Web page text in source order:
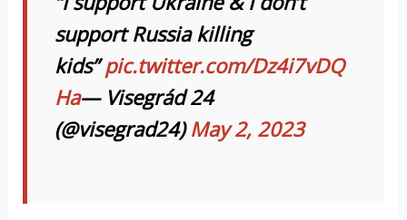
support Russia killing
kids”pic.twitter.com/Dz4i7vDQ
Ha— Visegrád 24
(@visegrad24)May 2, 2023